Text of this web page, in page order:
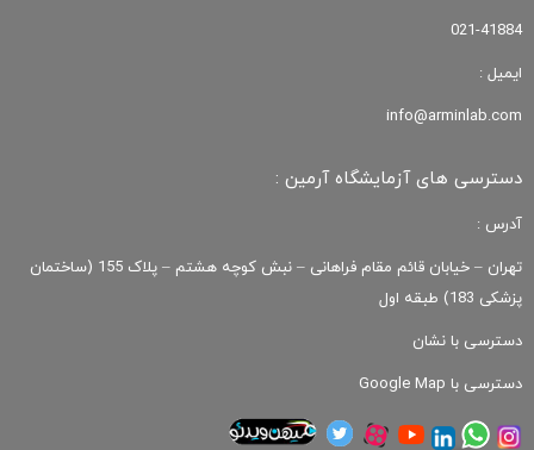
021-41884
ایمیل :
info@arminlab.com
دسترسی های آزمایشگاه آرمین :
آدرس :
تهران – خیابان قائم مقام فراهانی – نبش کوچه هشتم – پلاک 155 (ساختمان
پزشکی 183) طبقه اول
دسترسی با نشان
دسترسی با Google Map